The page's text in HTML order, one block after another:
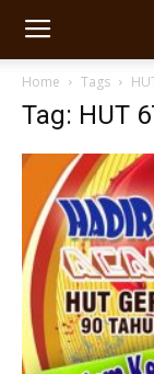
Home Tags
Tag: HUT